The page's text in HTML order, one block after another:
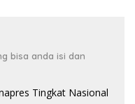
bisa anda isi dan